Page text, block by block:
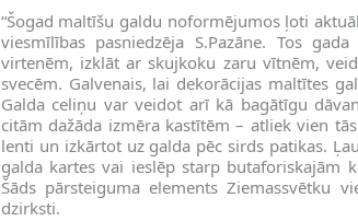
“Šogad maltīšu galdu noformējumos ļoti
viesmīlības pasniedzēja S.Pazāne. Tos
virtenēm, izklāt ar skujkoku zaru vītnēm,
svecēm. Galvenais, lai dekorācijas maltītes
Galda celiņu var veidot arī kā bagātīgu
citām dažāda izmēra kastītēm – atliek vien
lenti un izkārtot uz galda pēc sirds patikas.
galda kartes vai ieslēp starp butaforiskajām
Šāds pārsteiguma elements Ziemassvētku
dzirksti.